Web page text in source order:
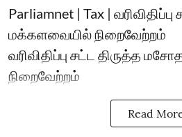
Parliamnet | Tax |
மக்களவையில் நிறைவேற்றம்
வரிவிதிப்பு சட்ட திருத்த
நிறைவேற்றம்
Read